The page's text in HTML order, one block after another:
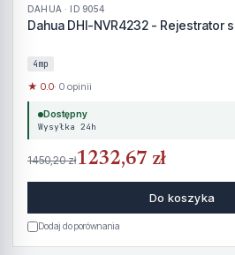
DAHUA · ID 9054
Dahua DHI-NVR4232 - Rejestrator
4mp
★ 0.0· 0 opinii
Dostępny
Wysyłka 24h
1450,20 zł1232,67 zł
Do koszyka
Dodaj do porównania